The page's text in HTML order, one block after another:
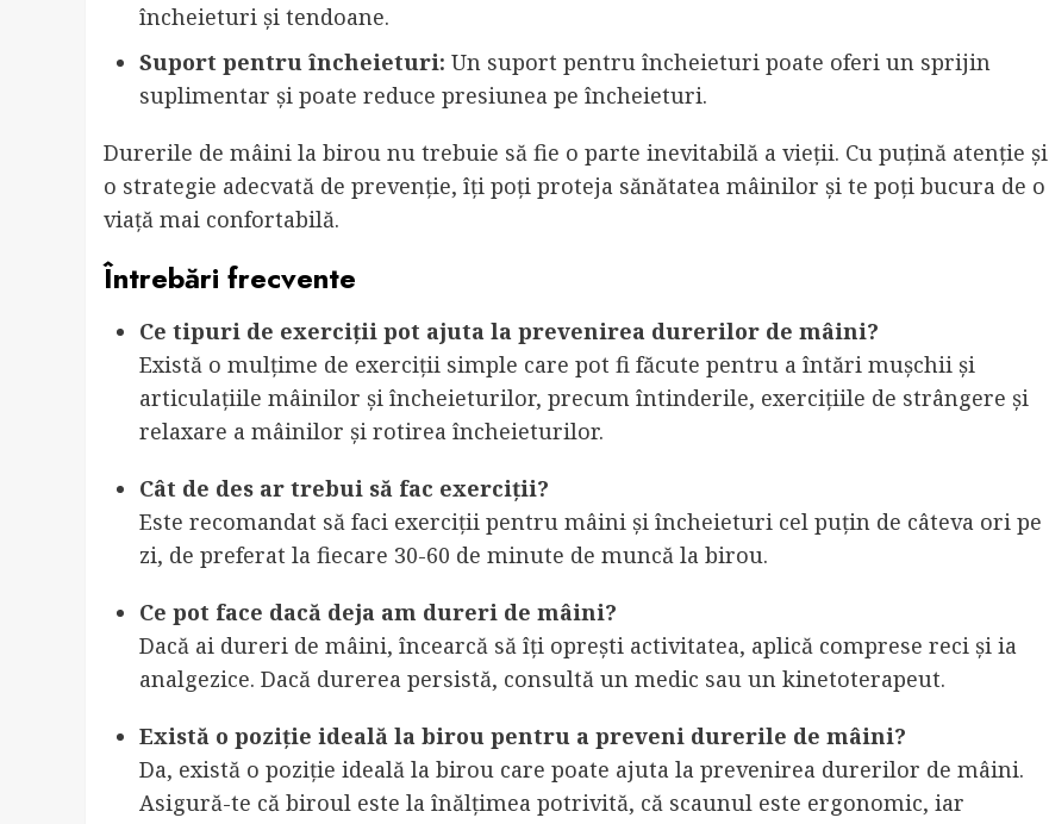
încheieturi și tendoane.
Suport pentru încheieturi: Un suport pentru încheieturi poate oferi un sprijin
suplimentar și poate reduce presiunea pe încheieturi.
Durerile de mâini la birou nu trebuie să fie o parte inevitabilă a vieții. Cu puțină atenție și
o strategie adecvată de prevenție, îți poți proteja sănătatea mâinilor și te poți bucura de o
viață mai confortabilă.
Întrebări frecvente
Ce tipuri de exerciții pot ajuta la prevenirea durerilor de mâini?
Există o mulțime de exerciții simple care pot fi făcute pentru a întări mușchii și
articulațiile mâinilor și încheieturilor, precum întinderile, exercițiile de strângere și
relaxare a mâinilor și rotirea încheieturilor.
Cât de des ar trebui să fac exerciții?
Este recomandat să faci exerciții pentru mâini și încheieturi cel puțin de câteva ori pe
zi, de preferat la fiecare 30-60 de minute de muncă la birou.
Ce pot face dacă deja am dureri de mâini?
Dacă ai dureri de mâini, încearcă să îți oprești activitatea, aplică comprese reci și ia
analgezice. Dacă durerea persistă, consultă un medic sau un kinetoterapeut.
Există o poziție ideală la birou pentru a preveni durerile de mâini?
Da, există o poziție ideală la birou care poate ajuta la prevenirea durerilor de mâini.
Asigură-te că biroul este la înălțimea potrivită, că scaunul este ergonomic, iar